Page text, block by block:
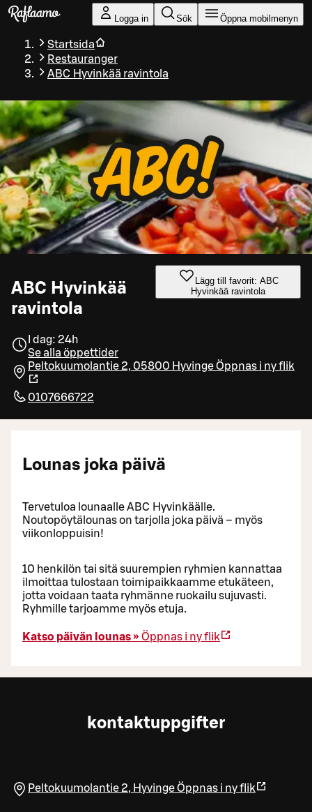
Gå till huvudinnehållet
Logga in Sök Öppna mobilmenyn
Startsida
Restauranger
ABC Hyvinkää ravintola
ABC Hyvinkää
ravintola
Lägg till favorit: ABC
Hyvinkää ravintola
I dag: 24h
Se alla öppettider
Peltokuumolantie 2, 05800 HyvingeÖppnas i ny flik
0107666722
Lounas joka päivä
Tervetuloa lounaalle ABC Hyvinkäälle.
Noutopöytälounas on tarjolla joka päivä – myös
viikonloppuisin!
10 henkilön tai sitä suurempien ryhmien kannattaa
ilmoittaa tulostaan toimipaikkaamme etukäteen,
jotta voidaan taata ryhmänne ruokailu sujuvasti.
Ryhmille tarjoamme myös etuja.
Katso päivän lounas » Öppnas i ny flik
kontaktuppgifter
Peltokuumolantie 2, HyvingeÖppnas i ny flik